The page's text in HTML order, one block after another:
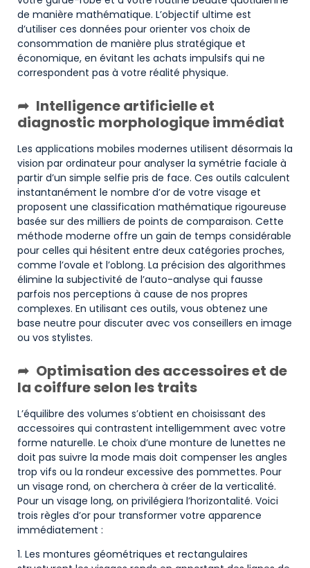
de manière mathématique. L’objectif ultime est
d’utiliser ces données pour orienter vos choix de
consommation de manière plus stratégique et
économique, en évitant les achats impulsifs qui ne
correspondent pas à votre réalité physique.
Intelligence artificielle et
diagnostic morphologique immédiat
Les applications mobiles modernes utilisent désormais la
vision par ordinateur pour analyser la symétrie faciale à
partir d’un simple selfie pris de face. Ces outils calculent
instantanément le nombre d’or de votre visage et
proposent une classification mathématique rigoureuse
basée sur des milliers de points de comparaison. Cette
méthode moderne offre un gain de temps considérable
pour celles qui hésitent entre deux catégories proches,
comme l’ovale et l’oblong. La précision des algorithmes
élimine la subjectivité de l’auto-analyse qui fausse
parfois nos perceptions à cause de nos propres
complexes. En utilisant ces outils, vous obtenez une
base neutre pour discuter avec vos conseillers en image
ou vos stylistes.
Optimisation des accessoires et de
la coiffure selon les traits
L’équilibre des volumes s’obtient en choisissant des
accessoires qui contrastent intelligemment avec votre
forme naturelle. Le choix d’une monture de lunettes ne
doit pas suivre la mode mais doit compenser les angles
trop vifs ou la rondeur excessive des pommettes. Pour
un visage rond, on cherchera à créer de la verticalité.
Pour un visage long, on privilégiera l’horizontalité. Voici
trois règles d’or pour transformer votre apparence
immédiatement :
1. Les montures géométriques et rectangulaires